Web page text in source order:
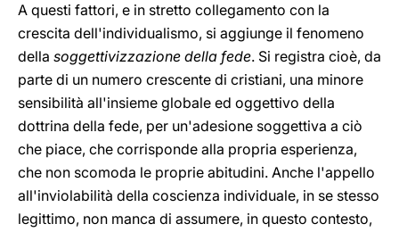
A questi fattori, e in stretto collegamento con la
crescita dell'individualismo, si aggiunge il fenomeno
della soggettivizzazione della fede. Si registra cioè, da
parte di un numero crescente di cristiani, una minore
sensibilità all'insieme globale ed oggettivo della
dottrina della fede, per un'adesione soggettiva a ciò
che piace, che corrisponde alla propria esperienza,
che non scomoda le proprie abitudini. Anche l'appello
all'inviolabilità della coscienza individuale, in se stesso
legittimo, non manca di assumere, in questo contesto,